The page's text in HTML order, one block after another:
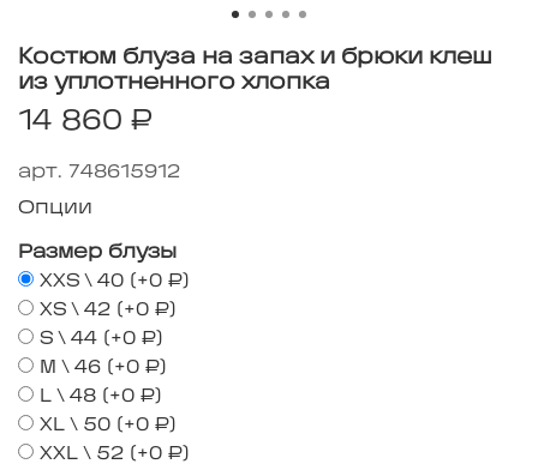
арт. 748615912
Костюм блуза на запах и брюки клеш
из уплотненного хлопка
14 860 ₽
Опции
Размер блузы
XXS \ 40 (+0 ₽)
XS \ 42 (+0 ₽)
S \ 44 (+0 ₽)
M \ 46 (+0 ₽)
L \ 48 (+0 ₽)
XL \ 50 (+0 ₽)
XXL \ 52 (+0 ₽)